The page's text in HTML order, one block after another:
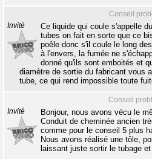
Conseil
Invité
Ce liquide qui coule s'appelle
tubes on fait en sorte que ce
poêle donc s'il coule le long
à l'envers, la fumée ne
donné qu'ils sont emboités et
diamètre de sortie du fabricant vous
tube, ce qui rend impossible toute
Conseil
Invité
Bonjour, nous avons vécu le
Conduit de cheminée ancien
comme pour le conseil 5 plus
Nous avons réalisé une tôle,
laissant juste sortir le tubage